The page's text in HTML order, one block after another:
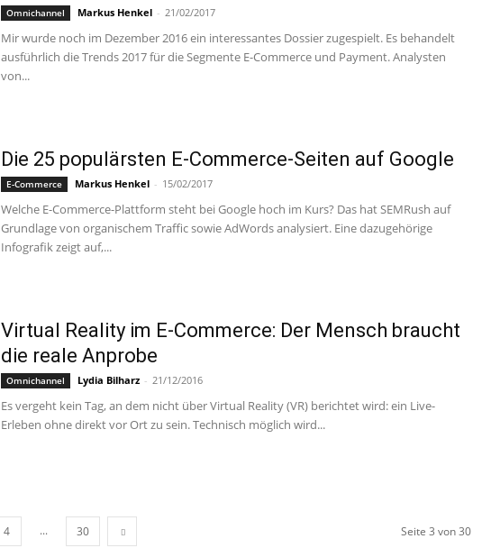
Omnichannel Markus Henkel - 21/02/2017
Mir wurde noch im Dezember 2016 ein interessantes Dossier zugespielt. Es behandelt
ausführlich die Trends 2017 für die Segmente E-Commerce und Payment. Analysten
von...
Die 25 populärsten E-Commerce-Seiten auf Google
E-Commerce Markus Henkel - 15/02/2017
Welche E-Commerce-Plattform steht bei Google hoch im Kurs? Das hat SEMRush auf
Grundlage von organischem Traffic sowie AdWords analysiert. Eine dazugehörige
Infografik zeigt auf,...
Virtual Reality im E-Commerce: Der Mensch braucht
die reale Anprobe
Omnichannel Lydia Bilharz - 21/12/2016
Es vergeht kein Tag, an dem nicht über Virtual Reality (VR) berichtet wird: ein Live-
Erleben ohne direkt vor Ort zu sein. Technisch möglich wird...
4 ... 30 Seite 3 von 30